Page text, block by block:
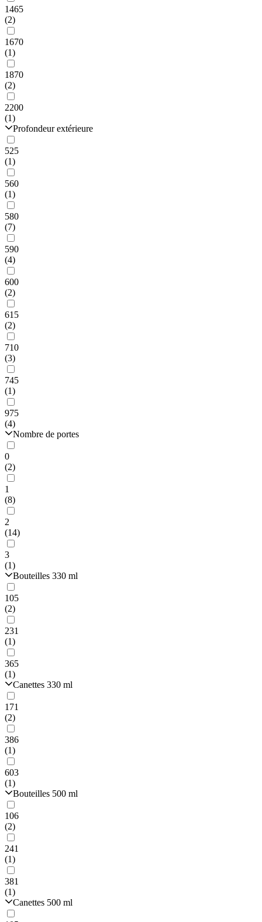
1465
(2)
1670
(1)
1870
(2)
2200
(1)
Profondeur extérieure
525
(1)
560
(1)
580
(7)
590
(4)
600
(2)
615
(2)
710
(3)
745
(1)
975
(4)
Nombre de portes
0
(2)
1
(8)
2
(14)
3
(1)
Bouteilles 330 ml
105
(2)
231
(1)
365
(1)
Canettes 330 ml
171
(2)
386
(1)
603
(1)
Bouteilles 500 ml
106
(2)
241
(1)
381
(1)
Canettes 500 ml